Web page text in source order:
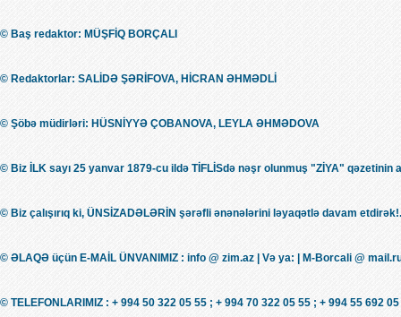
© Baş redaktor: MÜŞFİQ BORÇALI
© Redaktorlar: SALİDƏ ŞƏRİFOVA, HİCRAN ƏHMƏDLİ
© Şöbə müdirləri: HÜSNİYYƏ ÇOBANOVA, LEYLA ƏHMƏDOVA
© Biz İLK sayı 25 yanvar 1879-cu ildə TİFLİSdə nəşr olunmuş "ZİYA" qəzetinin
© Biz çalışırıq ki, ÜNSİZADƏLƏRİN şərəfli ənənələrini ləyaqətlə davam
© ƏLAQƏ üçün E-MAİL ÜNVANIMIZ : info @ zim.az | Və ya: | M-Borcali @
© TELEFONLARIMIZ : + 994 50 322 05 55 ; + 994 70 322 05 55 ; + 994 55 692